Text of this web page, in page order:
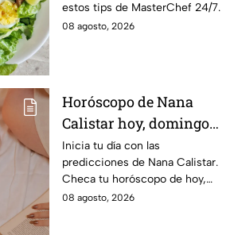
estos tips de MasterChef 24/7.
08 agosto, 2026
Horóscopo de Nana
Calistar hoy, domingo 9
de agosto: estos signos
tendrán ingresos extra
Inicia tu día con las
predicciones de Nana Calistar.
Checa tu horóscopo de hoy,
domingo 9 de agosto, y
08 agosto, 2026